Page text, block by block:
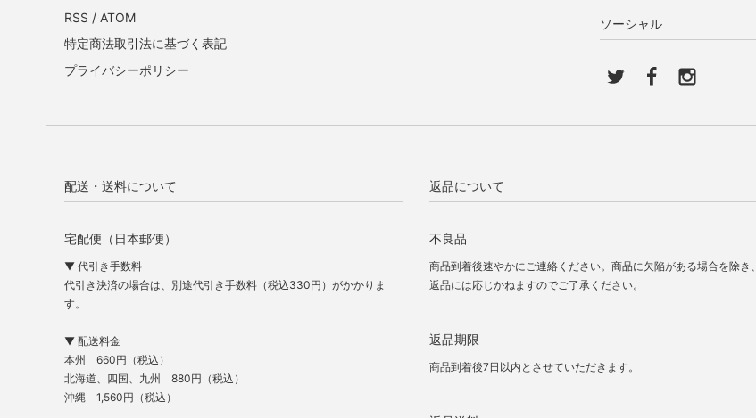
ソーシャル
RSS / ATOM
特定商法取引法に基づく表記
プライバシーポリシー
配送・送料について
宅配便（日本郵便）
▼ 代引き手数料
代引き決済の場合は、別途代引き手数料（税込330円）がかかりま
す。
▼ 配送料金
本州 660円（税込）
北海道、四国、九州 880円（税込）
沖縄 1,560円（税込）
返品について
不良品
商品到着後速やかにご連絡ください。商品に欠陥がある場合を除き、
返品には応じかねますのでご了承ください。
返品期限
商品到着後7日以内とさせていただきます。